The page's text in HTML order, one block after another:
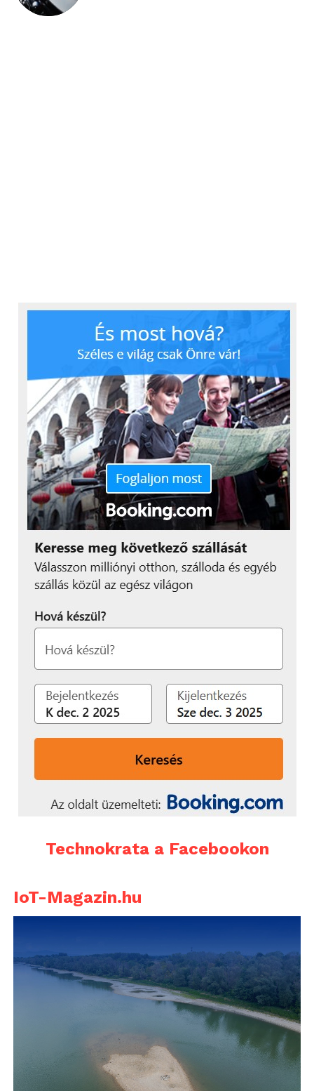
Technokrata a Facebookon
IoT-Magazin.hu